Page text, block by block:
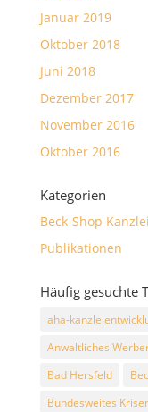
Januar 2019
Oktober 2018
Juni 2018
Dezember 2017
November 2016
Oktober 2016
Kategorien
Beck-Shop
Publikationen
Häufig gesuchte
aha-
Anwaltliches
Bad Hersfeld
Bundesweites